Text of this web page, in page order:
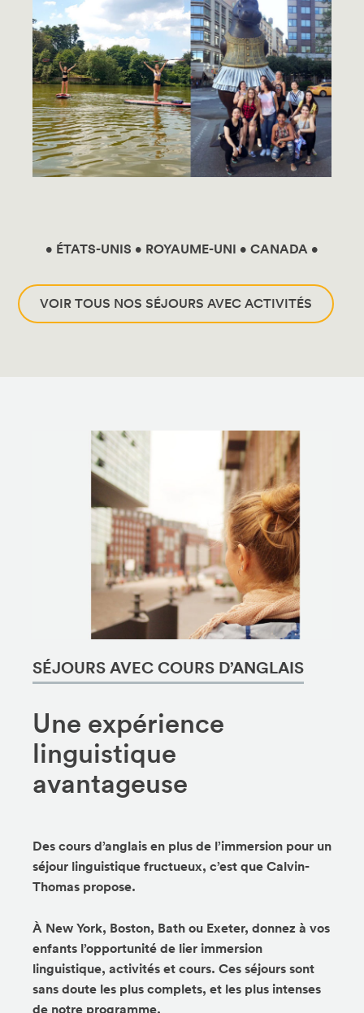
• ÉTATS-UNIS • ROYAUME-UNI • CANADA •
VOIR TOUS NOS SÉJOURS AVEC ACTIVITÉS
SÉJOURS AVEC COURS D’ANGLAIS
Une expérience
linguistique
avantageuse
Des cours d’anglais en plus de l’immersion pour un
séjour linguistique fructueux, c’est que Calvin-
Thomas propose.
À New York, Boston, Bath ou Exeter, donnez à vos
enfants l’opportunité de lier immersion
linguistique, activités et cours. Ces séjours sont
sans doute les plus complets, et les plus intenses
de notre programme.